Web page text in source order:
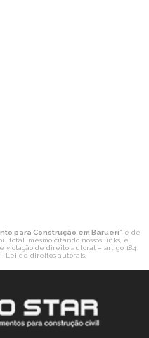
para Construção em Barueri" é de
total, mesmo citando nossos links, é
violação de direito autoral – artigo 184
- Lei de direitos autorais.